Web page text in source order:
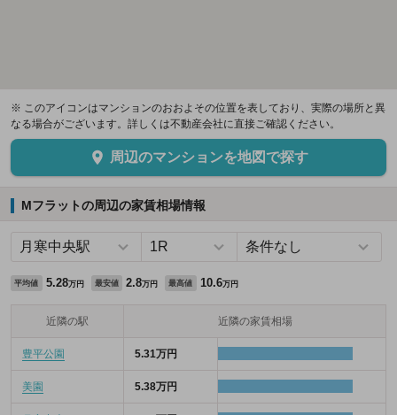
※ このアイコンはマンションのおおよその位置を表しており、実際の場所と異
なる場合がございます。詳しくは不動産会社に直接ご確認ください。
周辺のマンションを地図で探す
Mフラットの周辺の家賃相場情報
平均値 5.28万円 最安値 2.8万円 最高値 10.6万円
近隣の駅 近隣の家賃相場
豊平公園 5.31万円
美園 5.38万円